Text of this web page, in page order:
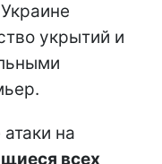
укрытий и
на
всех